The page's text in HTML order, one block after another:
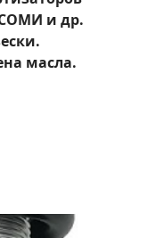
и др.
масла.